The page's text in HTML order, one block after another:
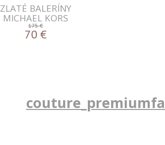
ZLATÉ BALERÍNY
MICHAEL KORS
175 €
70 €